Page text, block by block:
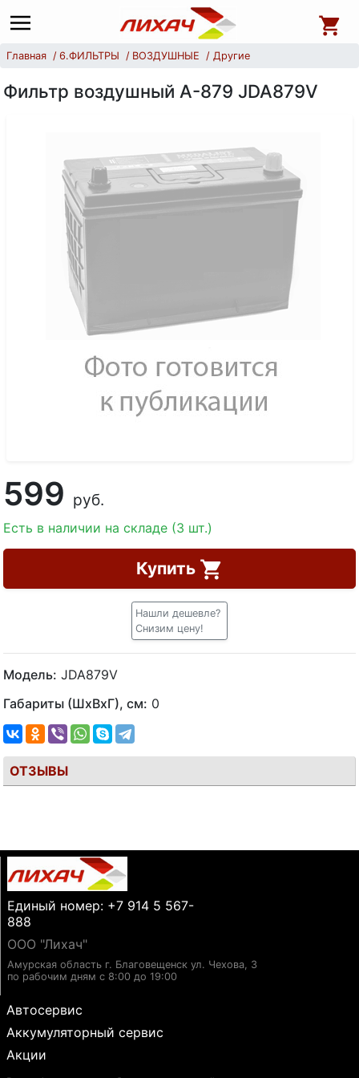
Главная 6.ФИЛЬТРЫ ВОЗДУШНЫЕ Другие
Фильтр воздушный А-879 JDA879V
599 руб.
Есть в наличии на складе (3 шт.)
Купить
Нашли дешевле?
Снизим цену!
Модель: JDA879V
Габариты (ШхВхГ), см: 0
ОТЗЫВЫ
Единый номер: +7 914 5 567-
888
ООО "Лихач"
Амурская область г. Благовещенск ул. Чехова, 3
по рабочим дням с 8:00 до 19:00
Автосервис
Аккумуляторный сервис
Акции